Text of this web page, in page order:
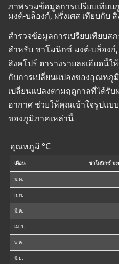
ภาพรวมข้อมูลการเปรียบเทีย
มงต์-บล็องก์, ฝรั่งเศส เทียบกับ
สำรวจข้อมูลการเปรียบเทียบ
สำหรับ ชาโมนิกซ์ มงต์-บล็องก์,
สิงคโปร์ ตารางรายละเอียดนี้
กับการเปลี่ยนแปลงของอุณหภู
เปลี่ยนแปลงตามฤดูกาลที่ได้รั
อากาศ ช่วยให้คุณเข้าใจรูปแ
ของภูมิภาคเหล่านี้
อุณหภูมิ °C
เดือน ชาโมนิกซ์ มง
ม.ค.
ก.พ.
มี.ค.
เม.ย.
พ.ค.
มิ.ย.